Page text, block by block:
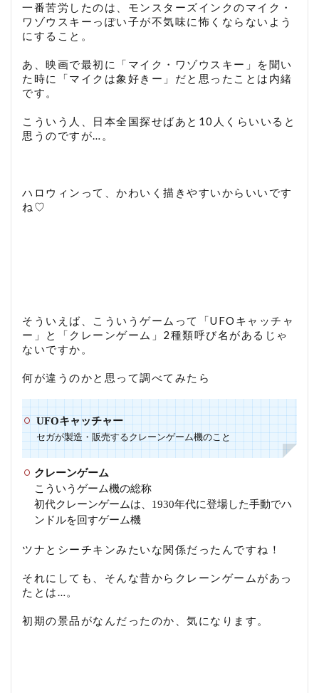
一番苦労したのは、モンスターズインクのマイク・
ワゾウスキーっぽい子が不気味に怖くならないよう
にすること。
あ、映画で最初に「マイク・ワゾウスキー」を聞い
た時に「マイクは象好きー」だと思ったことは内緒
です。
こういう人、日本全国探せばあと10人くらいいると
思うのですが…。
ハロウィンって、かわいく描きやすいからいいです
ね♡
そういえば、こういうゲームって「UFOキャッチャ
ー」と「クレーンゲーム」2種類呼び名があるじゃ
ないですか。
何が違うのかと思って調べてみたら
UFOキャッチャー
セガが製造・販売するクレーンゲーム機のこと
クレーンゲーム
こういうゲーム機の総称
初代クレーンゲームは、1930年代に登場した手動でハ
ンドルを回すゲーム機
ツナとシーチキンみたいな関係だったんですね！
それにしても、そんな昔からクレーンゲームがあっ
たとは…。
初期の景品がなんだったのか、気になります。